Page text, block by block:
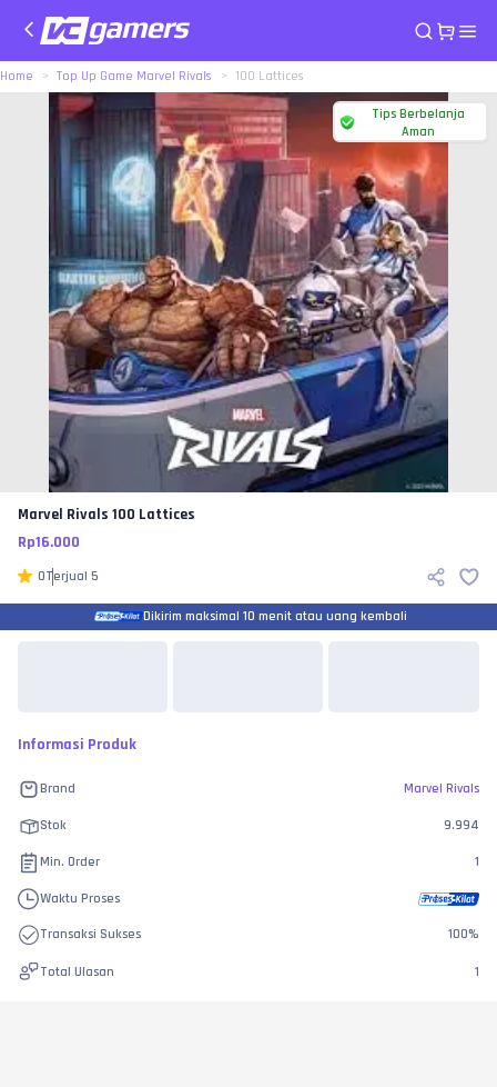
Home Top Up Game Marvel Rivals 100 Lattices
Tips Berbelanja
Aman
Marvel Rivals 100 Lattices
Rp16.000
0Terjual 5
Dikirim maksimal 10 menit atau uang kembali
Informasi Produk
Brand Marvel Rivals
Stok 9.994
Min. Order 1
Waktu Proses
Transaksi Sukses 100%
Total Ulasan 1